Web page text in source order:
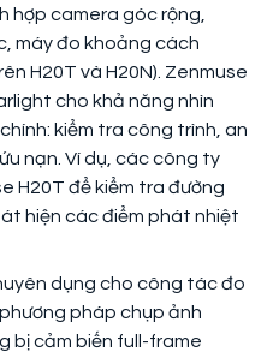
hợp camera góc rộng,
máy đo khoảng cách
H20T và H20N). Zenmuse
cho khả năng nhìn
kiểm tra công trình, an
nạn. Ví dụ, các công ty
H20T để kiểm tra đường
hiện các điểm phát nhiệt
dụng cho công tác đo
pháp chụp ảnh
bị cảm biến full-frame